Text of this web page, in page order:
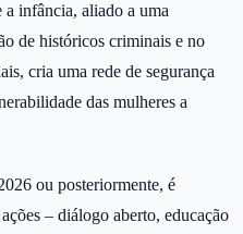
infância, aliado a uma
de históricos criminais e no
cria uma rede de segurança
das mulheres a
ou posteriormente, é
– diálogo aberto, educação